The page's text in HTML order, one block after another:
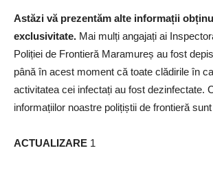
Astăzi vă prezentăm alte informații
exclusivitate. Mai mulți angajați ai
Poliției de Frontieră Maramureș au fost
până în acest moment că toate clădirile în
activitatea cei infectați au fost dezinfectate.
informațiilor noastre polițiștii de frontieră
ACTUALIZARE 1